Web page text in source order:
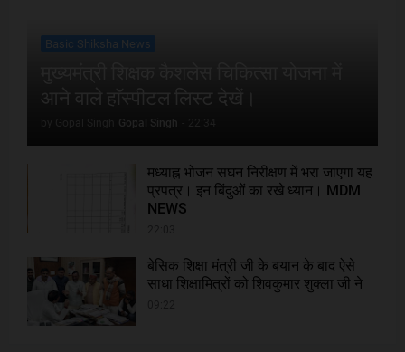
Basic Shiksha News
आने वाले हाॅस्पीटल लिस्ट देखें।
Gopal Singh
मध्याह्न भोजन सघन निरीक्षण में भरा जाएगा यह
प्रपत्र। इन बिंदुओं का रखे ध्यान। MDM
NEWS
बेसिक शिक्षा मंत्री जी के बयान के बाद ऐसे
साधा शिक्षामित्रों को शिवकुमार शुक्ला जी ने